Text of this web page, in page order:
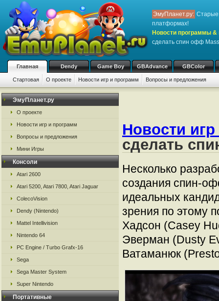
ЭмуПланет.ру: Старые
платформах!
Новости программы &
сделать спин офф
Главная Dendy Game Boy GBAdvance GBColor
Стартовая О проекте Новости игр и программ Вопросы и предложения
ЭмуПланет.ру
О проекте
Новости игр и программ
Вопросы и предложения
Мини Игры
Консоли
Atari 2600
Atari 5200, Atari 7800, Atari Jaguar
ColecoVision
Dendy (Nintendo)
Mattel Intellivision
Nintendo 64
PC Engine / Turbo Grafx-16
Sega
Sega Master System
Super Nintendo
Портативные
Новости
сделать
Несколько
создания спин-
идеальных
зрения по этому
Хадсон (Casey
Эверман (Dusty
Ватаманюк